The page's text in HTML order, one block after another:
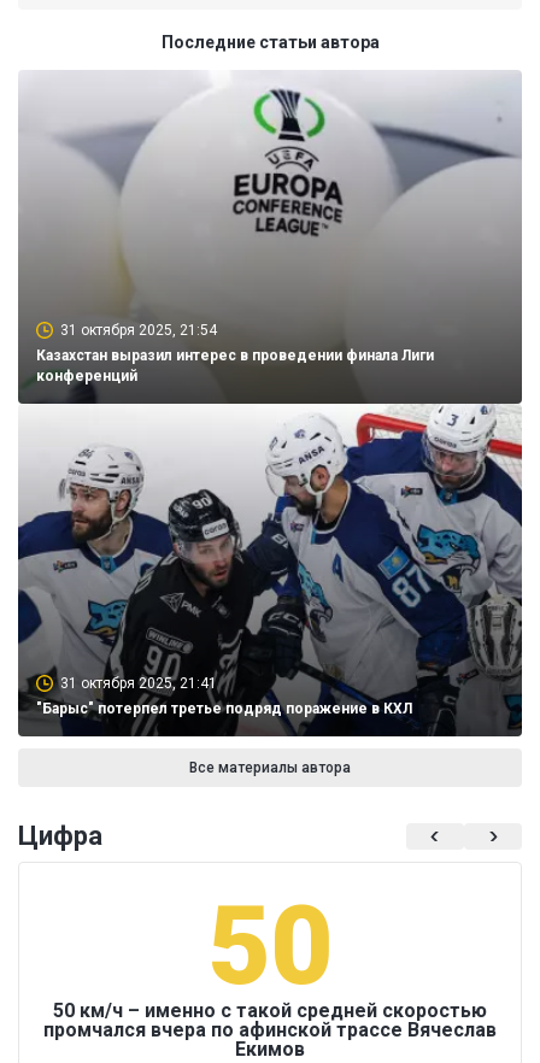
Последние статьи автора
31 октября 2025, 21:54
Казахстан выразил интерес в проведении финала Лиги
конференций
31 октября 2025, 21:41
"Барыс" потерпел третье подряд поражение в КХЛ
Все материалы автора
Цифра
50
50 км/ч – именно с такой средней скоростью
промчался вчера по афинской трассе Вячеслав
Екимов